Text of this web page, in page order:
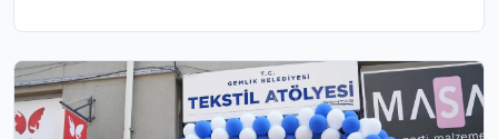
en yüksek katılımlı seçimlerinden biri olarak kayıtlara
geçen genel kurulda delegeler yeni dönem yönetimini
belirledi.